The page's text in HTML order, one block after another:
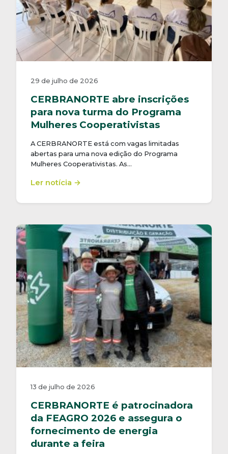
29 de julho de 2026
CERBRANORTE abre inscrições
para nova turma do Programa
Mulheres Cooperativistas
A CERBRANORTE está com vagas limitadas
abertas para uma nova edição do Programa
Mulheres Cooperativistas. As…
Ler notícia →
13 de julho de 2026
CERBRANORTE é patrocinadora
da FEAGRO 2026 e assegura o
fornecimento de energia
durante a feira